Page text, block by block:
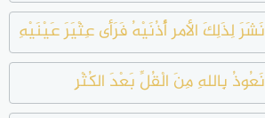
نَشَرَ لِذَلِكَ الأمر أُذُنَيْهُ فَرَأى عِثْيَرَ عَيْنَيْهِ
نَعُوذُ بِاللهِ مِنَ الْقُلِّ بَعْدَ الكُثْرِ